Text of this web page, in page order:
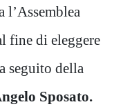
l’Assemblea
fine di eleggere
seguito della
Sposato.